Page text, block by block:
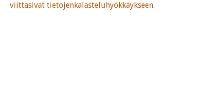
viittasivat tietojenkalasteluhyökkäykseen.